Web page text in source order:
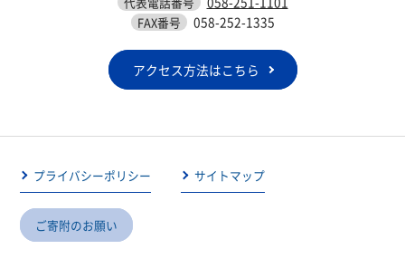
FAX番号 058-252-1335
アクセス方法はこちら
プライバシーポリシー サイトマップ
ご寄附のお願い